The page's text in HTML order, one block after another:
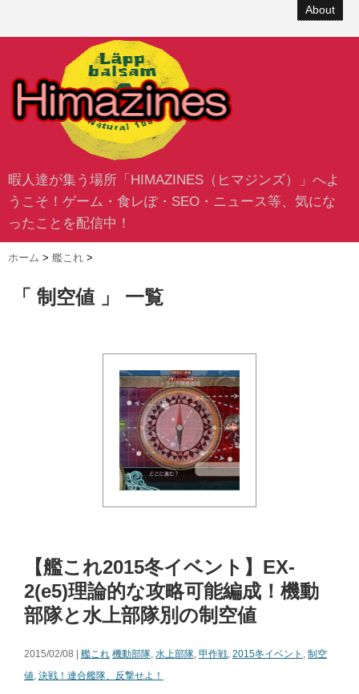
About
暇人達が集う場所「HIMAZINES（ヒマジンズ）」へよ
うこそ！ゲーム・食レぽ・SEO・ニュース等、気にな
ったことを配信中！
ホーム > 艦これ >
「 制空値 」 一覧
【艦これ2015冬イベント】EX-
2(e5)理論的な攻略可能編成！機動
部隊と水上部隊別の制空値
2015/02/08 | 艦これ 機動部隊, 水上部隊, 甲作戦, 2015冬イベント , 制空
値, 決戦！連合艦隊、反撃せよ！